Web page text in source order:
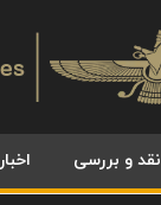
نقد و بررسی اخبار